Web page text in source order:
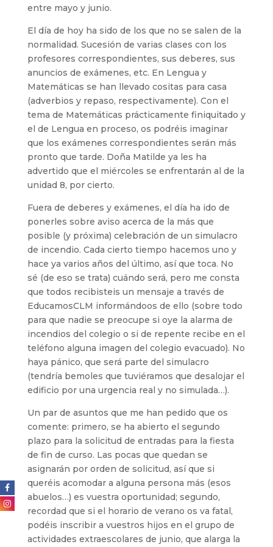
entre mayo y junio.
El día de hoy ha sido de los que no se salen de la
normalidad. Sucesión de varias clases con los
profesores correspondientes, sus deberes, sus
anuncios de exámenes, etc. En Lengua y
Matemáticas se han llevado cositas para casa
(adverbios y repaso, respectivamente). Con el
tema de Matemáticas prácticamente finiquitado y
el de Lengua en proceso, os podréis imaginar
que los exámenes correspondientes serán más
pronto que tarde. Doña Matilde ya les ha
advertido que el miércoles se enfrentarán al de la
unidad 8, por cierto.
Fuera de deberes y exámenes, el día ha ido de
ponerles sobre aviso acerca de la más que
posible (y próxima) celebración de un simulacro
de incendio. Cada cierto tiempo hacemos uno y
hace ya varios años del último, así que toca. No
sé (de eso se trata) cuándo será, pero me consta
que todos recibisteis un mensaje a través de
EducamosCLM informándoos de ello (sobre todo
para que nadie se preocupe si oye la alarma de
incendios del colegio o si de repente recibe en el
teléfono alguna imagen del colegio evacuado). No
haya pánico, que será parte del simulacro
(tendría bemoles que tuviéramos que desalojar el
edificio por una urgencia real y no simulada…).
Un par de asuntos que me han pedido que os
comente: primero, se ha abierto el segundo
plazo para la solicitud de entradas para la fiesta
de fin de curso. Las pocas que quedan se
asignarán por orden de solicitud, así que si
queréis acomodar a alguna persona más (esos
abuelos…) es vuestra oportunidad; segundo,
recordad que si el horario de verano os va fatal,
podéis inscribir a vuestros hijos en el grupo de
actividades extraescolares de junio, que alarga la